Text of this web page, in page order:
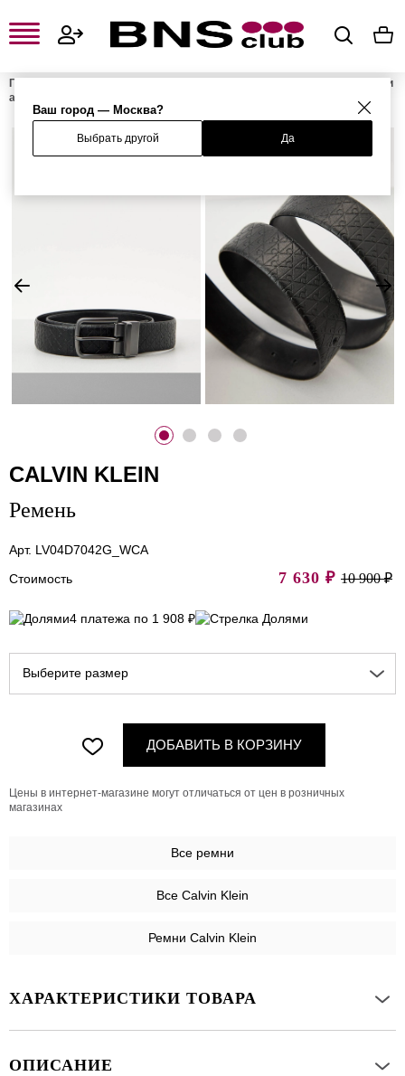
Ваш город — Москва?
Выбрать другой Да
Главная
Мужские сумки и
аксессуары
%
CALVIN KLEIN
Ремень
Арт. LV04D7042G_WCA
Стоимость
7 630 ₽ 10 900 ₽
4 платежа по 1 908 ₽
Выберите размер
ДОБАВИТЬ В КОРЗИНУ
Цены в интернет-магазине могут отличаться от цен в розничных
магазинах
Все ремни
Все Calvin Klein
Ремни Calvin Klein
ХАРАКТЕРИСТИКИ ТОВАРА
ОПИСАНИЕ